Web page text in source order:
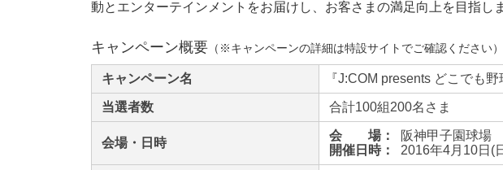
動とエンターテインメントをお届けし、お客さまの満足向上を目指し
キャンペーン概要 （※キャンペーンの詳細は特設サイトでご確認ください）
キャンペーン名 『J:COM presents どこでも
当選者数 合計100組200名さま
会場・日時
会 場：
阪神甲子園球場
開催日時：
2016年4月10日(